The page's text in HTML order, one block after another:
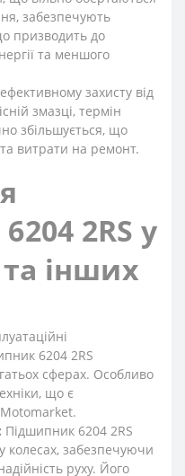
забезпечують
призводить до
та меншого
захисту від
змазці, термін
збільшується, що
витрати на ремонт.
2RS у
інших
6204 2RS
сферах. Особливо
що є
Підшипник 6204 2RS
колесах, забезпечуючи
руху. Його